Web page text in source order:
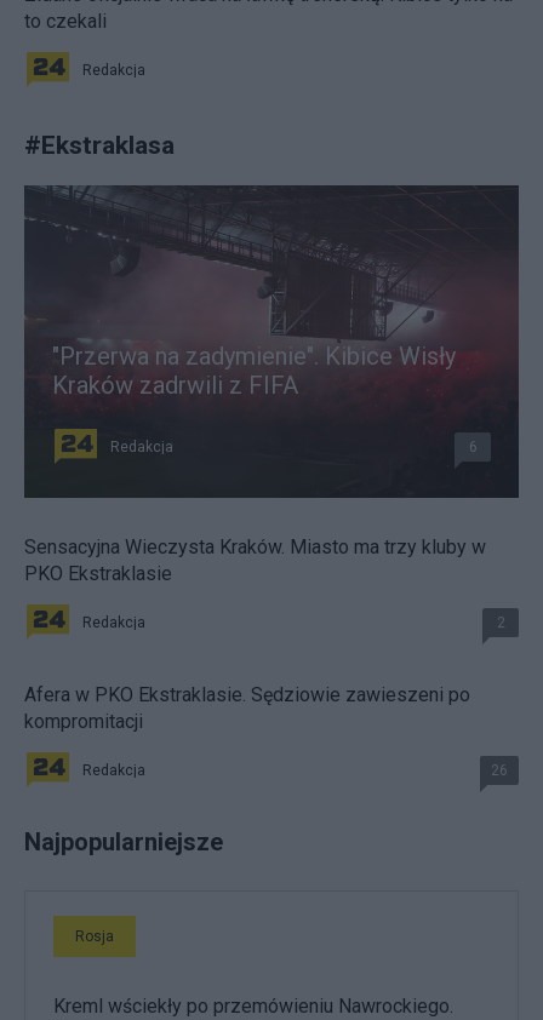
to czekali
Redakcja
#Ekstraklasa
"Przerwa na zadymienie". Kibice Wisły
Kraków zadrwili z FIFA
Redakcja 6
Sensacyjna Wieczysta Kraków. Miasto ma trzy kluby w
PKO Ekstraklasie
Redakcja 2
Afera w PKO Ekstraklasie. Sędziowie zawieszeni po
kompromitacji
Redakcja 26
Najpopularniejsze
Rosja
Kreml wściekły po przemówieniu Nawrockiego.